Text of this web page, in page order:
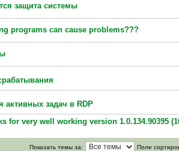
защита системы
programs can cause problems???
активных задач в RDP
for very well working version 1.0.134.90395
Показать темы за: Поле